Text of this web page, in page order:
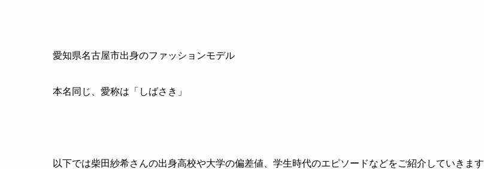
愛知県名古屋市出身のファッションモデル
本名同じ、愛称は「しばさき」
以下では柴田紗希さんの出身高校や大学の偏差値、学生時代のエピソードなどをご紹介していきます